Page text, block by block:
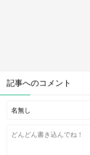
記事へのコメント